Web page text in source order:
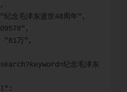
"纪念毛泽东逝世48周年",
"809578",
"81万",
纪念毛泽东